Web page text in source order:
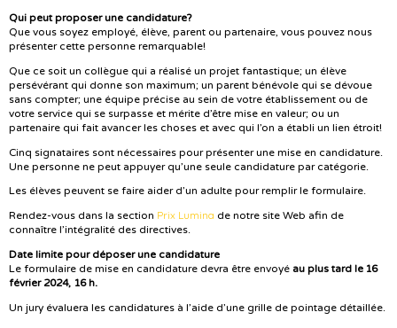
Qui peut proposer une candidature?
Que vous soyez employé, élève, parent ou partenaire, vous pouvez nous
présenter cette personne remarquable!
Que ce soit un collègue qui a réalisé un projet fantastique; un élève
persévérant qui donne son maximum; un parent bénévole qui se dévoue
sans compter; une équipe précise au sein de votre établissement ou de
votre service qui se surpasse et mérite d’être mise en valeur; ou un
partenaire qui fait avancer les choses et avec qui l’on a établi un lien étroit!
Cinq signataires sont nécessaires pour présenter une mise en candidature.
Une personne ne peut appuyer qu’une seule candidature par catégorie.
Les élèves peuvent se faire aider d’un adulte pour remplir le formulaire.
Rendez-vous dans la section Prix Lumina de notre site Web afin de
connaître l’intégralité des directives.
Date limite pour déposer une candidature
Le formulaire de mise en candidature devra être envoyé au plus tard le 16
février 2024, 16 h.
Un jury évaluera les candidatures à l’aide d’une grille de pointage détaillée.